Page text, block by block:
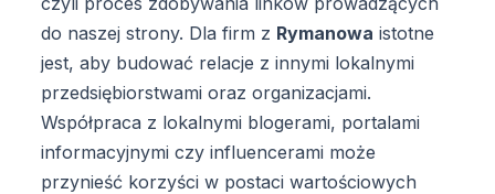
do naszej strony. Dla firm z Rymanowa istotne
jest, aby budować relacje z innymi lokalnymi
przedsiębiorstwami oraz organizacjami.
Współpraca z lokalnymi blogerami, portalami
informacyjnymi czy influencerami może
przynieść korzyści w postaci wartościowych